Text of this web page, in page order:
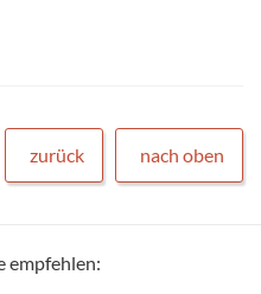
zurück nach oben
empfehlen: